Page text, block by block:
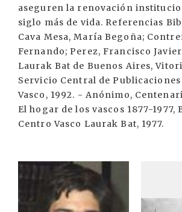
aseguren la renovación
siglo más de vida. Referencias
Cava Mesa, María Begoña;
Fernando; Perez, Francisco
Laurak Bat de Buenos Aires,
Servicio Central de
Vasco, 1992. - Anónimo,
El hogar de los vascos 1877-1977,
Centro Vasco Laurak Bat, 1977.